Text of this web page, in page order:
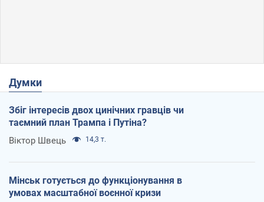
Думки
Збіг інтересів двох цинічних гравців чи
таємний план Трампа і Путіна?
Віктор Швець 14,3 т.
Мінськ готується до функціонування в
умовах масштабної воєнної кризи